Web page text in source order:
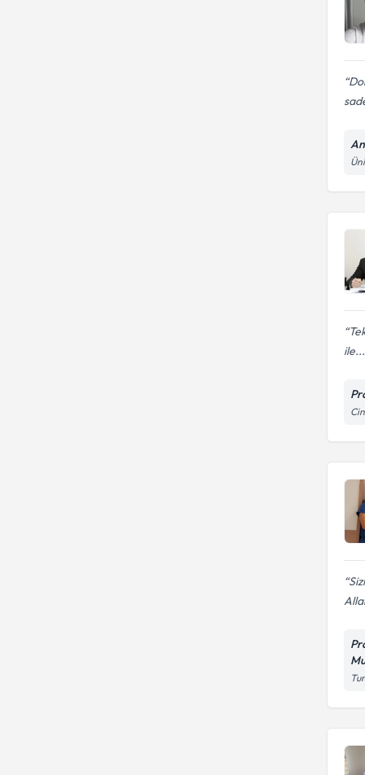
ile...